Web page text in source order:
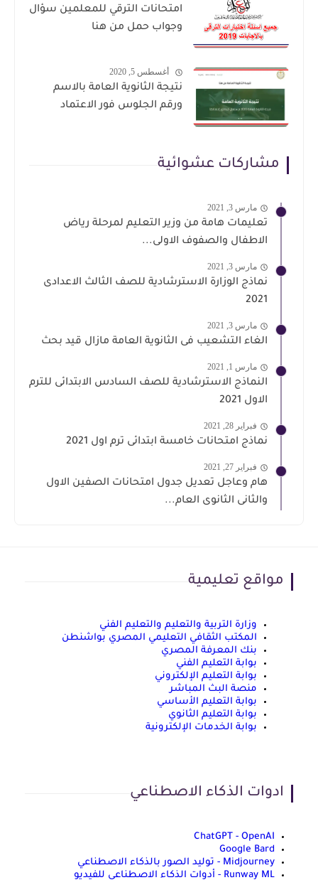
امتحانات الترقي للمعلمين سؤال
وجواب حمل من هنا
أغسطس 5, 2020
نتيجة الثانوية العامة بالاسم
ورقم الجلوس فور الاعتماد
مشاركات عشوائية
مارس 3, 2021
تعليمات هامة من وزير التعليم لمرحلة رياض
الاطفال والصفوف الاولى...
مارس 3, 2021
نماذج الوزارة الاسترشادية للصف الثالث الاعدادى
2021
مارس 3, 2021
الغاء التشعيب فى الثانوية العامة مازال قيد بحث
مارس 1, 2021
النماذج الاسترشادية للصف السادس الابتدائى للترم
الاول 2021
فبراير 28, 2021
نماذج امتحانات خامسة ابتدائى ترم اول 2021
فبراير 27, 2021
هام وعاجل تعديل جدول امتحانات الصفين الاول
والثانى الثانوى العام...
مواقع تعليمية
وزارة التربية والتعليم والتعليم الفني
المكتب الثقافي التعليمي المصري بواشنطن
بنك المعرفة المصري
بوابة التعليم الفني
بوابة التعليم الإلكتروني
منصة البث المباشر
بوابة التعليم الأساسي
بوابة التعليم الثانوي
بوابة الخدمات الإلكترونية
ادوات الذكاء الاصطناعي
ChatGPT - OpenAI
Google Bard
Midjourney - توليد الصور بالذكاء الاصطناعي
Runway ML - أدوات الذكاء الاصطناعي للفيديو